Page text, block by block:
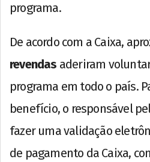
programa.
De acordo com a Caixa,
revendas aderiram
programa em todo o país.
benefício, o responsável
fazer uma validação
de pagamento da Caixa,